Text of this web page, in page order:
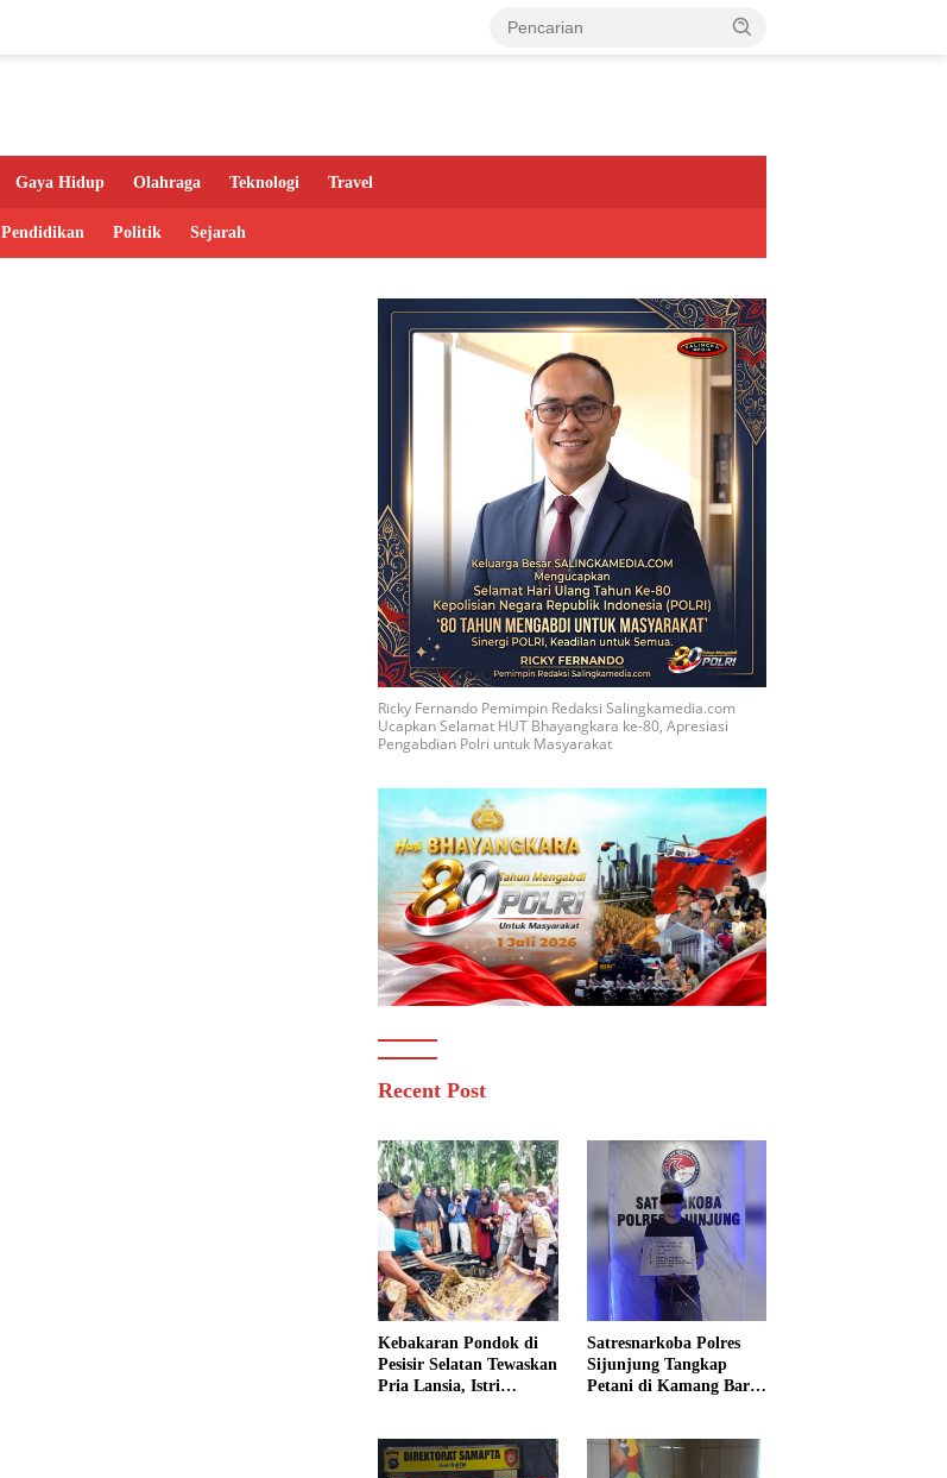
Gaya Hidup Olahraga Teknologi Travel
Pendidikan Politik Sejarah
Ricky Fernando Pemimpin Redaksi Salingkamedia.com
Ucapkan Selamat HUT Bhayangkara ke-80, Apresiasi
Pengabdian Polri untuk Masyarakat
Recent Post
Kebakaran Pondok di
Pesisir Selatan Tewaskan
Pria Lansia, Istri
Satresnarkoba Polres
Sijunjung Tangkap
Petani di Kamang Baru,